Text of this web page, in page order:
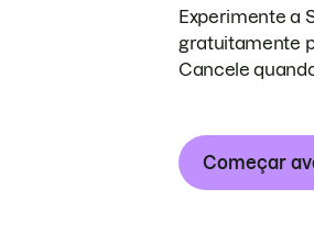
Experimente a
gratuitamente
Cancele
Começar